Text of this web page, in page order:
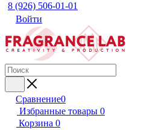
8 (926) 506-01-01
Войти
Сравнение0
Избранные товары 0
Корзина 0